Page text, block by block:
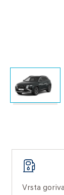
Vrsta goriva